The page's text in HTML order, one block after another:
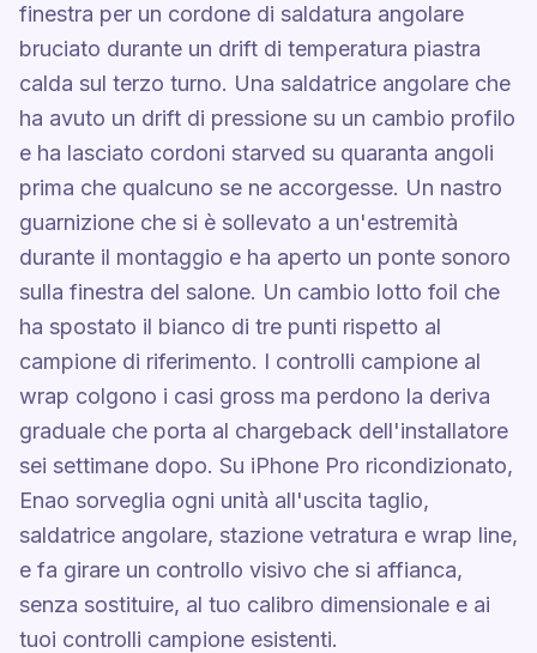
finestra per un cordone di saldatura angolare
bruciato durante un drift di temperatura piastra
calda sul terzo turno. Una saldatrice angolare che
ha avuto un drift di pressione su un cambio profilo
e ha lasciato cordoni starved su quaranta angoli
prima che qualcuno se ne accorgesse. Un nastro
guarnizione che si è sollevato a un'estremità
durante il montaggio e ha aperto un ponte sonoro
sulla finestra del salone. Un cambio lotto foil che
ha spostato il bianco di tre punti rispetto al
campione di riferimento. I controlli campione al
wrap colgono i casi gross ma perdono la deriva
graduale che porta al chargeback dell'installatore
sei settimane dopo. Su iPhone Pro ricondizionato,
Enao sorveglia ogni unità all'uscita taglio,
saldatrice angolare, stazione vetratura e wrap line,
e fa girare un controllo visivo che si affianca,
senza sostituire, al tuo calibro dimensionale e ai
tuoi controlli campione esistenti.